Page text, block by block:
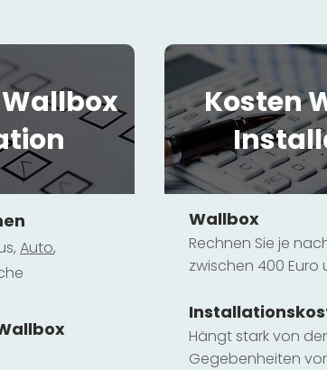
Auto,
Kosten
Wallbox
Rechnen Sie je
zwischen 400 Euro
Installations
Hängt stark von
Gegebenheiten